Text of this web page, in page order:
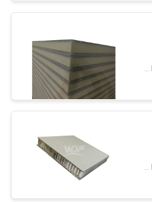
قرص
17-40usd/sqm MOQ:100 مترا مربعا